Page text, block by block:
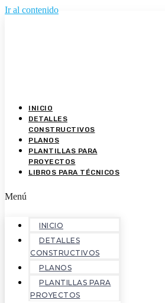
Ir al contenido
INICIO
DETALLES
CONSTRUCTIVOS
PLANOS
PLANTILLAS PARA
PROYECTOS
LIBROS PARA TÉCNICOS
Menú
INICIO
DETALLES
CONSTRUCTIVOS
PLANOS
PLANTILLAS PARA
PROYECTOS